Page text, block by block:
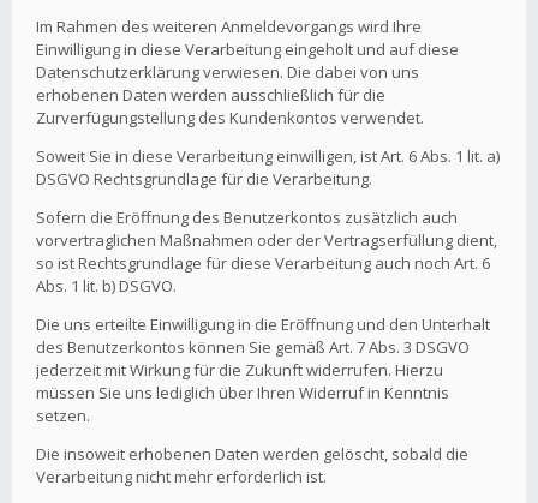
Im Rahmen des weiteren Anmeldevorgangs wird Ihre
Einwilligung in diese Verarbeitung eingeholt und auf diese
Datenschutzerklärung verwiesen. Die dabei von uns
erhobenen Daten werden ausschließlich für die
Zurverfügungstellung des Kundenkontos verwendet.
Soweit Sie in diese Verarbeitung einwilligen, ist Art. 6 Abs. 1 lit. a)
DSGVO Rechtsgrundlage für die Verarbeitung.
Sofern die Eröffnung des Benutzerkontos zusätzlich auch
vorvertraglichen Maßnahmen oder der Vertragserfüllung dient,
so ist Rechtsgrundlage für diese Verarbeitung auch noch Art. 6
Abs. 1 lit. b) DSGVO.
Die uns erteilte Einwilligung in die Eröffnung und den Unterhalt
des Benutzerkontos können Sie gemäß Art. 7 Abs. 3 DSGVO
jederzeit mit Wirkung für die Zukunft widerrufen. Hierzu
müssen Sie uns lediglich über Ihren Widerruf in Kenntnis
setzen.
Die insoweit erhobenen Daten werden gelöscht, sobald die
Verarbeitung nicht mehr erforderlich ist.